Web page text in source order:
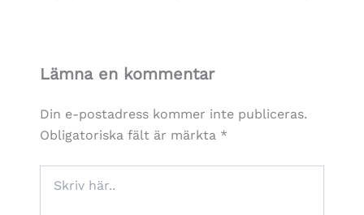
Lämna en kommentar
Din e-postadress kommer inte publiceras.
Obligatoriska fält är märkta *
här..